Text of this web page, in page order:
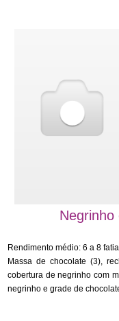
Negrinho
Rendimento médio: 6 a 8
Massa de chocolate (3),
cobertura de negrinho com
negrinho e grade de